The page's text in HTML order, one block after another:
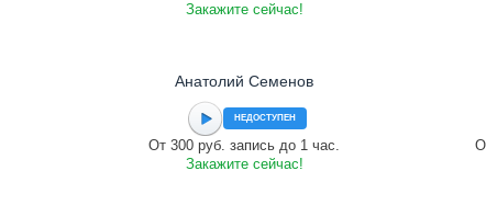
Закажите сейчас!
Анатолий Семенов
НЕДОСТУПЕН
От 300 руб. запись до 1 час.
Закажите сейчас!